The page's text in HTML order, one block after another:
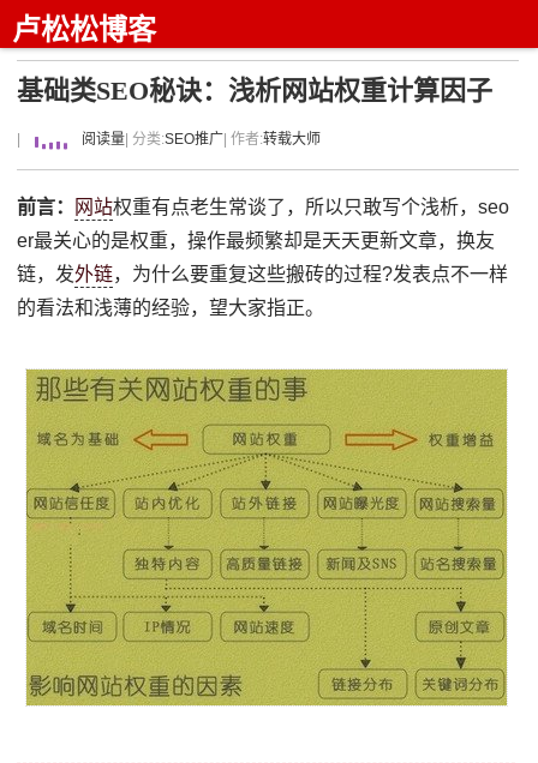
卢松松博客
基础类SEO秘诀：浅析网站权重计算因子
阅读量 | 分类:SEO推广 | 作者:转载大师
前言： 网站权重有点老生常谈了，所以只敢写个浅析，seo
er最关心的是权重，操作最频繁却是天天更新文章，换友
链，发外链，为什么要重复这些搬砖的过程?发表点不一样
的看法和浅薄的经验，望大家指正。